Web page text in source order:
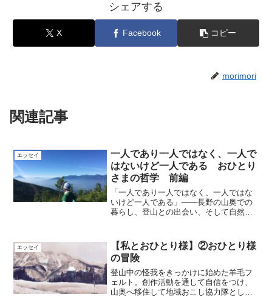
シェアする
X Facebook コピー
morimori
関連記事
エッセイ
一人であり一人ではなく、一人で
はないけど一人である おひとり
さまの哲学 前編
「一人であり一人ではなく、一人ではな
いけど一人である」——長野の山奥での
暮らし、登山との出会い、そして自然と
ながる生き方を綴った前編エッセイ。
エッセイ
【私とおひとり様】②おひとり様
の冒険
登山中の怪我をきっかけに始めた羊毛フ
ェルト。創作活動を通して自信をつけ、
山奥へ移住して地域おこし協力隊として